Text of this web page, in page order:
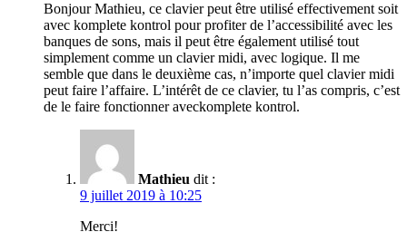
Bonjour Mathieu, ce clavier peut être utilisé effectivement soit
avec komplete kontrol pour profiter de l’accessibilité avec les
banques de sons, mais il peut être également utilisé tout
simplement comme un clavier midi, avec logique. Il me
semble que dans le deuxième cas, n’importe quel clavier midi
peut faire l’affaire. L’intérêt de ce clavier, tu l’as compris, c’est
de le faire fonctionner aveckomplete kontrol.
Mathieu dit :
9 juillet 2019 à 10:25
Merci!